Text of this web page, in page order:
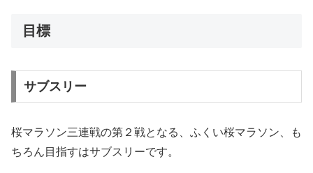
目標
サブスリー
桜マラソン三連戦の第２戦となる、ふくい桜マラソン、も
ちろん目指すはサブスリーです。